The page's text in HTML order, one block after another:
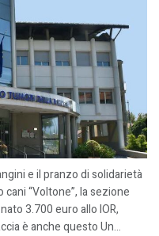
e il pranzo di solidarietà
“Voltone”, la sezione
3.700 euro allo IOR,
è anche questo Un...